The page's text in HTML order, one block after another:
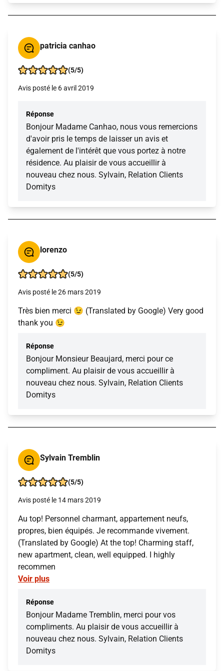
patricia canhao
(5/5)
Avis posté le 6 avril 2019
Réponse
Bonjour Madame Canhao, nous vous remercions
d'avoir pris le temps de laisser un avis et
également de l'intérêt que vous portez à notre
résidence. Au plaisir de vous accueillir à
nouveau chez nous. Sylvain, Relation Clients
Domitys
lorenzo
(5/5)
Avis posté le 26 mars 2019
Très bien merci 😉 (Translated by Google) Very good
thank you 😉
Réponse
Bonjour Monsieur Beaujard, merci pour ce
compliment. Au plaisir de vous accueillir à
nouveau chez nous. Sylvain, Relation Clients
Domitys
Sylvain Tremblin
(5/5)
Avis posté le 14 mars 2019
Au top! Personnel charmant, appartement neufs,
propres, bien équipés. Je recommande vivement.
(Translated by Google) At the top! Charming staff,
new apartment, clean, well equipped. I highly
recommen
Voir plus
Réponse
Bonjour Madame Tremblin, merci pour vos
compliments. Au plaisir de vous accueillir à
nouveau chez nous. Sylvain, Relation Clients
Domitys